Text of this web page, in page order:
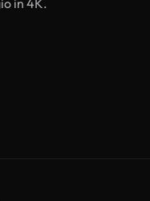
in 4K.